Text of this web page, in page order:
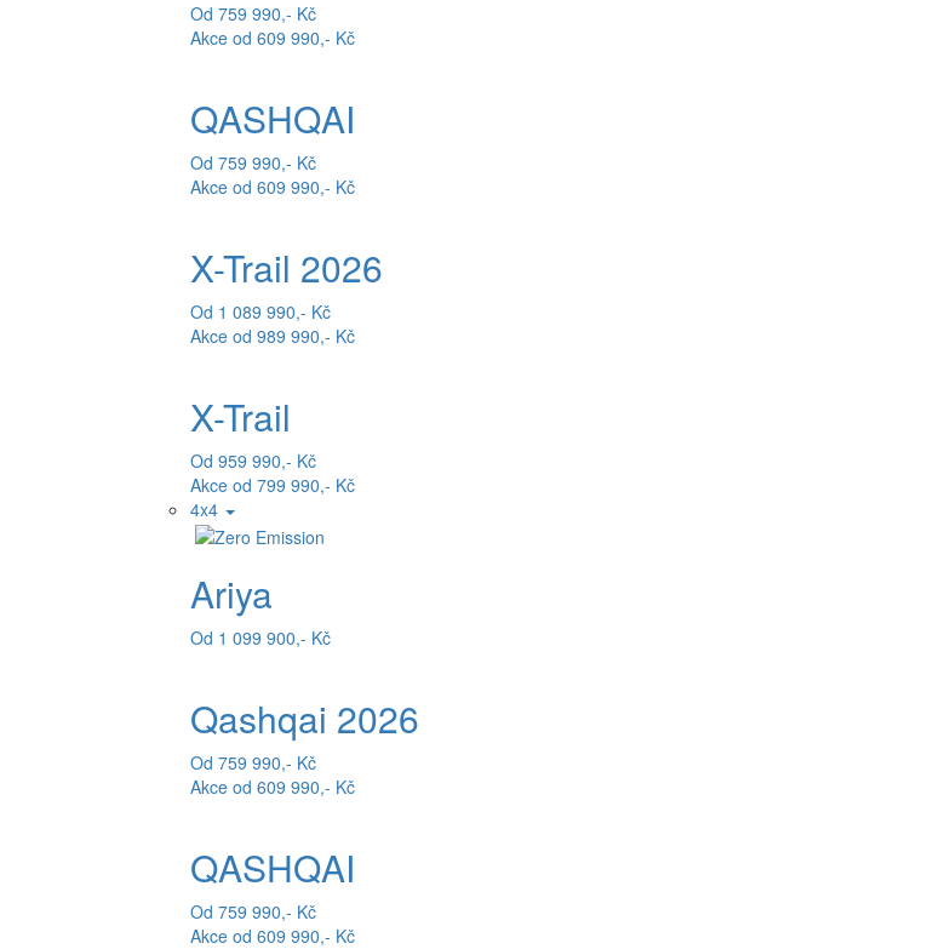
Od 759 990,- Kč
Akce od 609 990,- Kč
QASHQAI
Od 759 990,- Kč
Akce od 609 990,- Kč
X-Trail 2026
Od 1 089 990,- Kč
Akce od 989 990,- Kč
X-Trail
Od 959 990,- Kč
Akce od 799 990,- Kč
4x4
Ariya
Od 1 099 900,- Kč
Qashqai 2026
Od 759 990,- Kč
Akce od 609 990,- Kč
QASHQAI
Od 759 990,- Kč
Akce od 609 990,- Kč